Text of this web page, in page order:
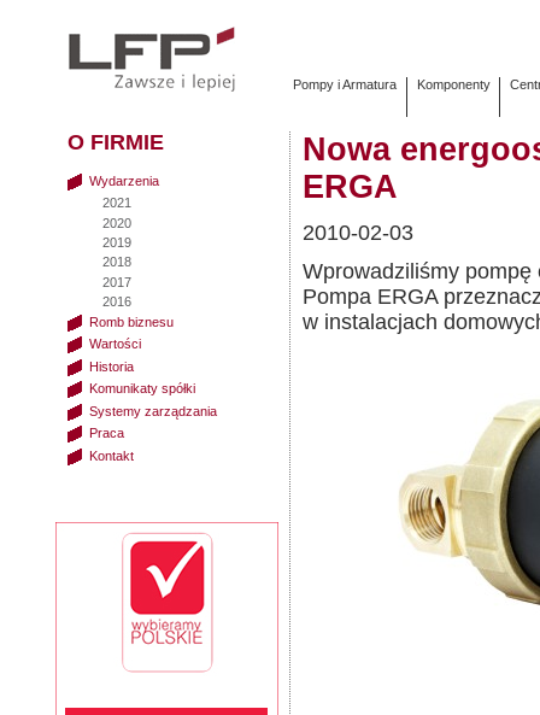
Pompy i Armatura Komponenty
Nowa
ERGA
2010-02-03
Wprowadziliśmy
Pompa ERGA
w instalacjach
O FIRMIE
Wydarzenia
2021
2020
2019
2018
2017
2016
Romb biznesu
Wartości
Historia
Komunikaty spółki
Systemy zarządzania
Praca
Kontakt